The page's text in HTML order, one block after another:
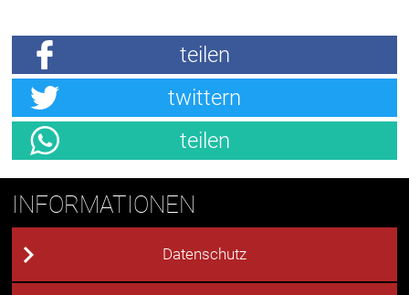
teilen
twittern
teilen
INFORMATIONEN
Datenschutz